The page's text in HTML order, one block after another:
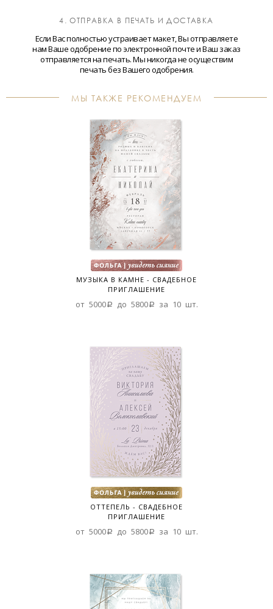
4. ОТПРАВКА В ПЕЧАТЬ И ДОСТАВКА
Если Вас полностью устраивает макет, Вы отправляете
нам Ваше одобрение по электронной почте и Ваш заказ
отправляется на печать. Мы никогда не осуществим
печать без Вашего одобрения.
МЫ ТАКЖЕ РЕКОМЕНДУЕМ
МУЗЫКА В КАМНЕ - СВАДЕБНОЕ
ПРИГЛАШЕНИЕ
от 5000a до 5800a за 10 шт.
ОТТЕПЕЛЬ - СВАДЕБНОЕ
ПРИГЛАШЕНИЕ
от 5000a до 5800a за 10 шт.